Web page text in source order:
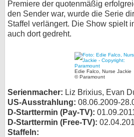
Premiere der quotenmäßig
den Sender war, wurde die Serie
Staffel verlängert. Die Show spielt
auch dort gedreht.
Edie Falco, Nurse Jackie
© Paramount
Serienmacher: Liz Brixius, Evan
US-Ausstrahlung: 08.06.2009-
D-Starttermin (Pay-TV):
D-Starttermin (Free-TV):
Staffeln:
Forum
bei